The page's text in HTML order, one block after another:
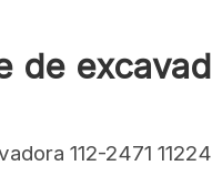
de
112-2471